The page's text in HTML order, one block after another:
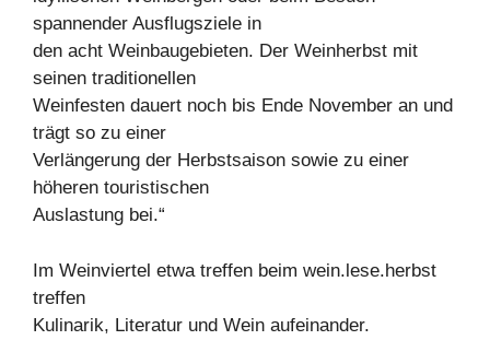
spannender Ausflugsziele in
den acht Weinbaugebieten. Der Weinherbst mit
seinen traditionellen
Weinfesten dauert noch bis Ende November an und
trägt so zu einer
Verlängerung der Herbstsaison sowie zu einer
höheren touristischen
Auslastung bei.“
Im Weinviertel etwa treffen beim wein.lese.herbst
treffen
Kulinarik, Literatur und Wein aufeinander.